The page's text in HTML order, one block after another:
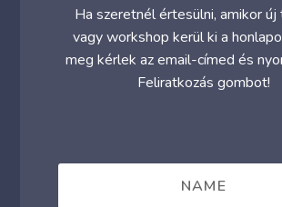
Ha szeretnél értesülni, amikor
vagy workshop kerül ki a
meg kérlek az email-címed és
Feliratkozás gombot!